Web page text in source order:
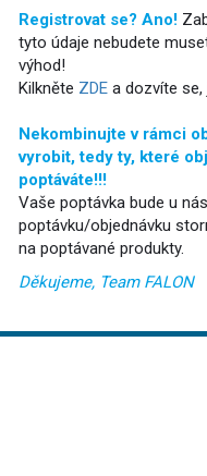
Registrovat se? Ano!
tyto údaje nebudete
výhod!
Kilkněte ZDE a dozvíte
Nekombinujte v rámci
vyrobit, tedy ty, které
poptáváte!!!
Vaše poptávka bude u
poptávku/objednávku
na poptávané produkty.
Děkujeme, Team FALON